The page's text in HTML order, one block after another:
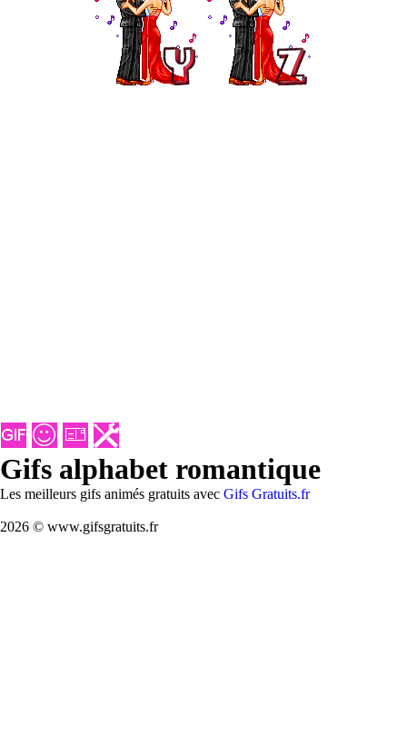
Gifs alphabet romantique
Les meilleurs gifs animés gratuits avec Gifs Gratuits.fr
2026 © www.gifsgratuits.fr